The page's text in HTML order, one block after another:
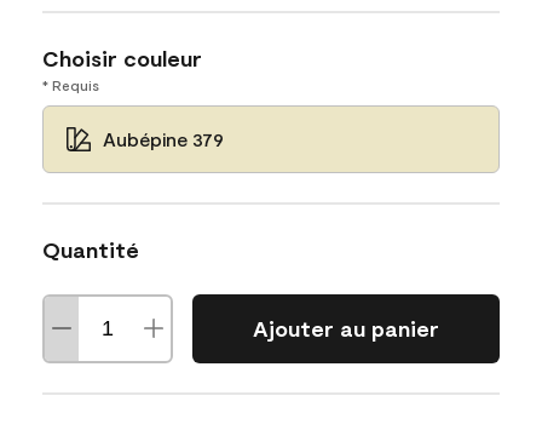
Choisir couleur
* Requis
Aubépine 379
Quantité
Ajouter au panier